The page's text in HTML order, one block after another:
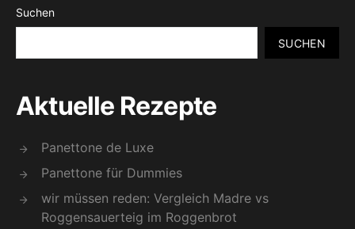
Suchen
SUCHEN
Aktuelle Rezepte
Panettone de Luxe
Panettone für Dummies
wir müssen reden: Vergleich Madre vs
Roggensauerteig im Roggenbrot